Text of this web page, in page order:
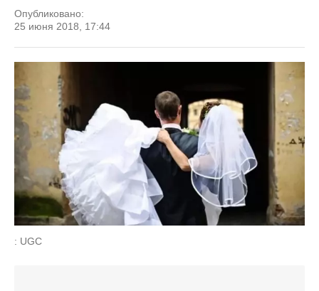
Опубликовано:
25 июня 2018, 17:44
: UGC